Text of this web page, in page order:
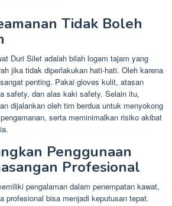
Tidak Boleh
Duri Silet adalah bilah logam tajam yang
jika tidak diperlakukan hati-hati. Oleh karena
penting. Pakai gloves kulit, atasan
safety, dan alas kaki safety. Selain itu,
dijalankan oleh tim berdua untuk menyokong
serta meminimalkan risiko akibat
Penggunaan
Profesional
pengalaman dalam penempatan kawat,
profesional bisa menjadi keputusan tepat.